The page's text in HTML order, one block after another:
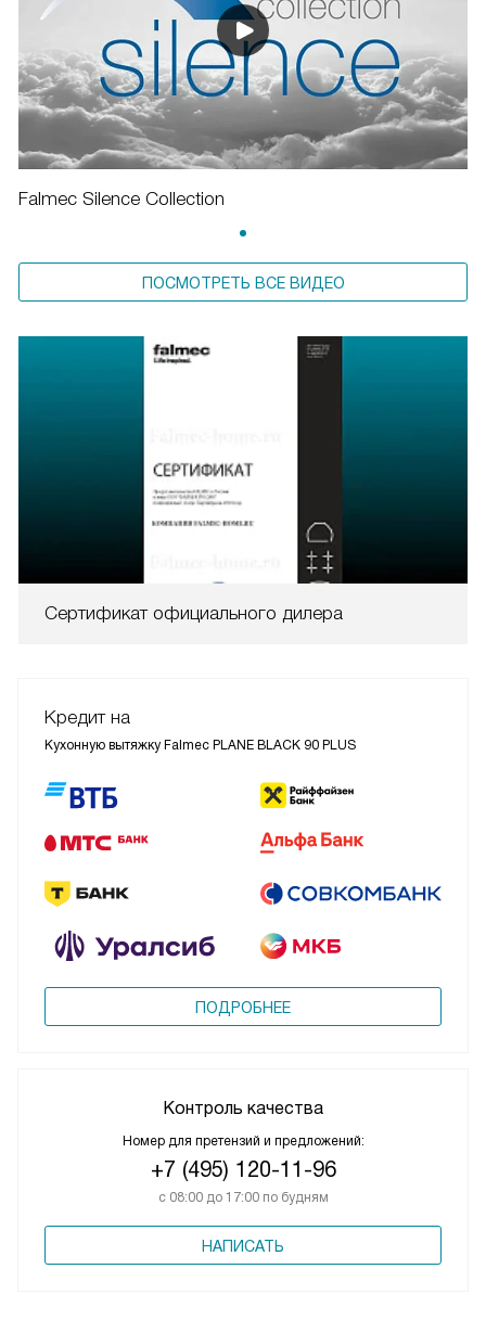
Falmec Silence Collection
ПОСМОТРЕТЬ ВСЕ ВИДЕО
Сертификат официального дилера
Кредит на
Кухонную вытяжку Falmec PLANE BLACK 90 PLUS
ПОДРОБНЕЕ
Контроль качества
Номер для претензий и предложений:
+7 (495) 120-11-96
с 08:00 до 17:00 по будням
НАПИСАТЬ